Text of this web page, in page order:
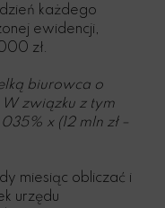
każdego
ewidencji,
zł.
biurowca o
W związku z tym
x (12 mln zł –
miesiąc obliczać i
urzędu